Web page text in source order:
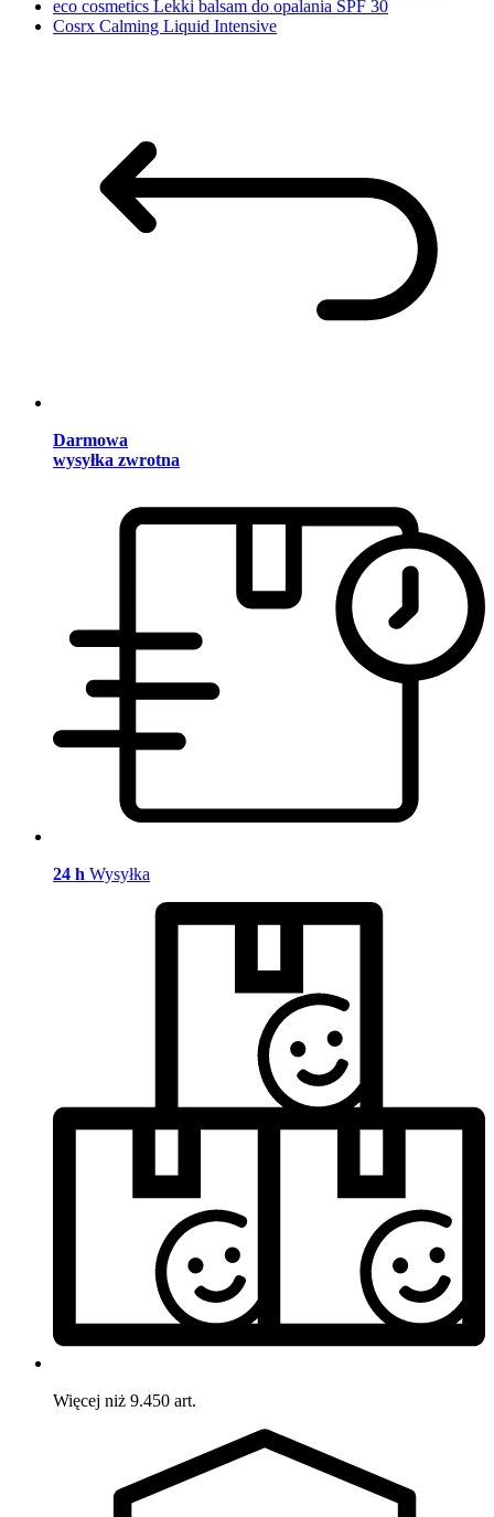
eco cosmetics Lekki balsam do opalania SPF 30
Cosrx Calming Liquid Intensive
Darmowa
wysyłka zwrotna
24 h Wysyłka
Więcej niż 9.450 art.